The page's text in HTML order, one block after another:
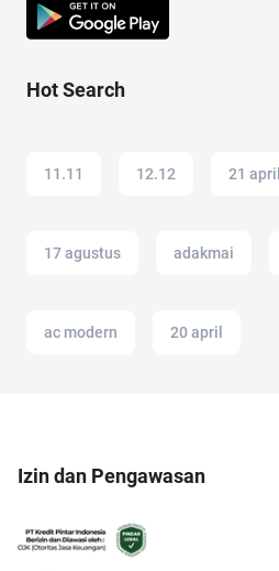
Hot Search
11.11 12.12 21 april
17 agustus adakmai
ac modern 20 april
Izin dan Pengawasan